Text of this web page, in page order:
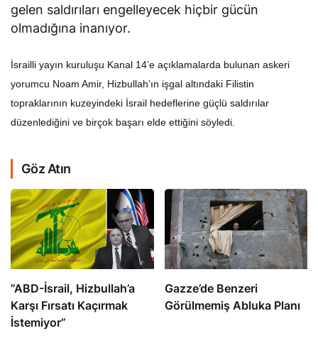
gelen saldırıları engelleyecek hiçbir gücün
olmadığına inanıyor.
İsrailli yayın kuruluşu Kanal 14’e açıklamalarda bulunan askeri
yorumcu Noam Amir, Hizbullah’ın işgal altındaki Filistin
topraklarının kuzeyindeki İsrail hedeflerine güçlü saldırılar
düzenlediğini ve birçok başarı elde ettiğini söyledi.
Göz Atın
​​​​​​​”ABD-İsrail, Hizbullah’a
Karşı Fırsatı Kaçırmak
İstemiyor”
​​​​​​​Gazze’de Benzeri
Görülmemiş Abluka Planı